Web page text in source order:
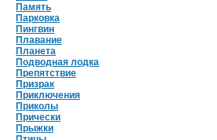
Память
Парковка
Пингвин
Плавание
Планета
Подводная лодка
Препятствие
Призрак
Приключения
Приколы
Прически
Прыжки